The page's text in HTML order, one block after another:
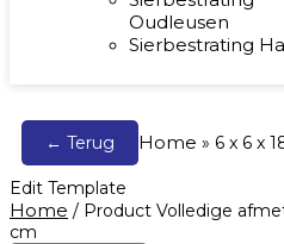
Oudleusen
Sierbestrating
← Terug Home » 6 x 6 x
Edit Template
Home / Product Volledige
cm